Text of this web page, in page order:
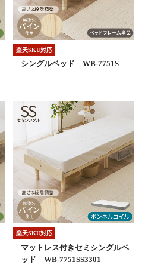
楽天SKU対応
シングルベッド WB-7751S
楽天SKU対応
マットレス付きセミシングルベ
ッド WB-7751SS3301